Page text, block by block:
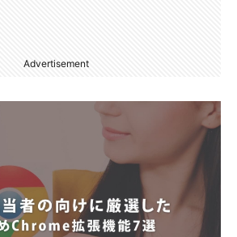
Advertisement